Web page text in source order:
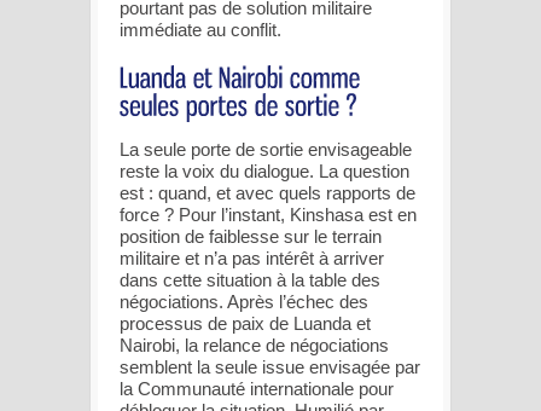
pourtant pas de solution militaire
immédiate au conflit.
La seule porte de sortie envisageable
reste la voix du dialogue. La question
est : quand, et avec quels rapports de
force ? Pour l’instant, Kinshasa est en
position de faiblesse sur le terrain
militaire et n’a pas intérêt à arriver
dans cette situation à la table des
négociations. Après l’échec des
processus de paix de Luanda et
Nairobi, la relance de négociations
semblent la seule issue envisagée par
la Communauté internationale pour